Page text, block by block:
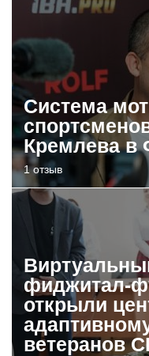
Система
Кремлева в
1 отзыв
фиджитал-
открыли
ветеранов